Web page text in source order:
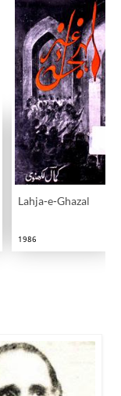
Lahja-e-Ghazal
1986